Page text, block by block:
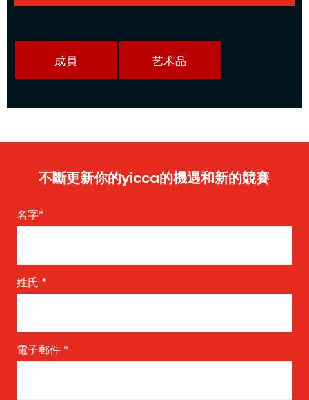
成員 艺术品
不斷更新你的yicca的機遇和新的競賽
名字*
姓氏 *
電子郵件 *